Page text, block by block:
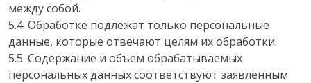
между собой.
5.4. Обработке подлежат только персональные
данные, которые отвечают целям их обработки.
5.5. Содержание и объем обрабатываемых
персональных данных соответствуют заявленным